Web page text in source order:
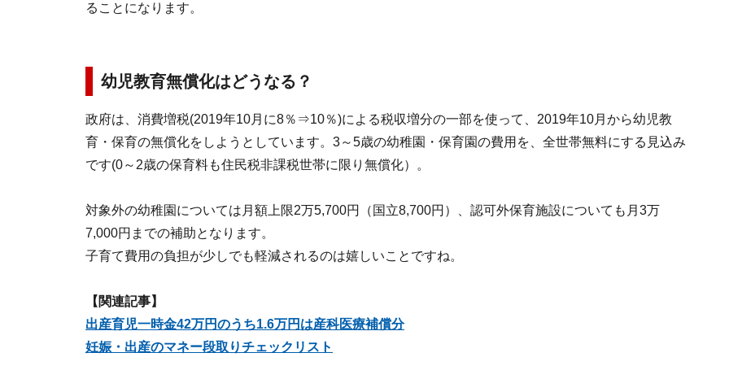
ることになります。
幼児教育無償化はどうなる？
政府は、消費増税(2019年10月に8％⇒10％)による税収増分の一部を使って、2019年10月から幼児教
育・保育の無償化をしようとしています。3～5歳の幼稚園・保育園の費用を、全世帯無料にする見込み
です(0～2歳の保育料も住民税非課税世帯に限り無償化）。
対象外の幼稚園については月額上限2万5,700円（国立8,700円）、認可外保育施設についても月3万
7,000円までの補助となります。
子育て費用の負担が少しでも軽減されるのは嬉しいことですね。
【関連記事】
出産育児一時金42万円のうち1.6万円は産科医療補償分
妊娠・出産のマネー段取りチェックリスト